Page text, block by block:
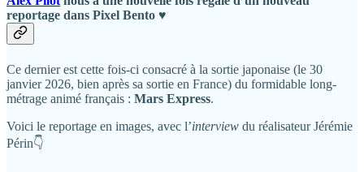
reportage dans Pixel Bento ♥️
Ce dernier est cette fois-ci consacré à la sortie japonaise (le 30
janvier 2026, bien après sa sortie en France) du formidable long-
métrage animé français : Mars Express.
Voici le reportage en images, avec l’interview du réalisateur Jérémie
Périn👇